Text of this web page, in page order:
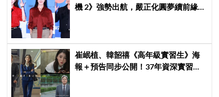
機 2》強勢出航，嚴正化圓夢續前緣、
崔岷植、韓韶禧《高年級實習生》海
報＋預告同步公開！37年資深實習生